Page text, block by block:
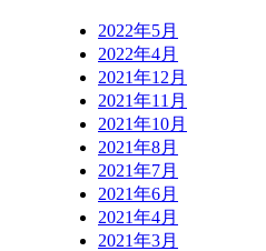
2022年5月
2022年4月
2021年12月
2021年11月
2021年10月
2021年8月
2021年7月
2021年6月
2021年4月
2021年3月